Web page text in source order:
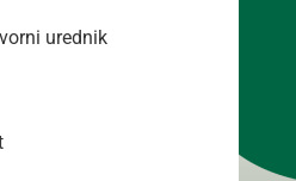
urednik